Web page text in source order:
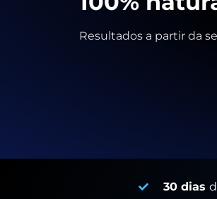
Resultados a partir da
30 dias